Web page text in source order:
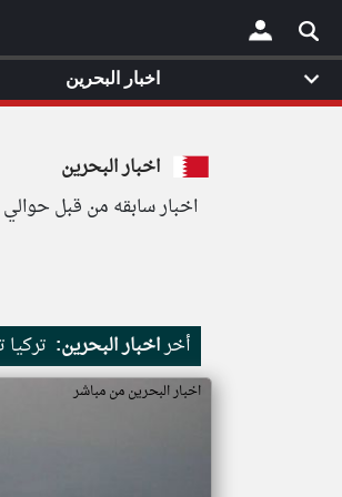
×
اخبار البحرين
اخبار سابقه من قبل حوالي ٠ ساعة
أخراخبار البحرين:
اخبار البحرين من مباشر
اخبار البحرين